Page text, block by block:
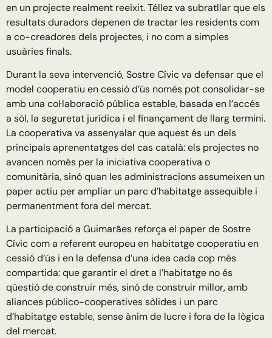
en un projecte realment reeixit. Téllez va subratllar que els
resultats duradors depenen de tractar les residents com
a co-creadores dels projectes, i no com a simples
usuàries finals.
Durant la seva intervenció, Sostre Cívic va defensar que el
model cooperatiu en cessió d’ús només pot consolidar-se
amb una col·laboració pública estable, basada en l’accés
a sòl, la seguretat jurídica i el finançament de llarg termini.
La cooperativa va assenyalar que aquest és un dels
principals aprenentatges del cas català: els projectes no
avancen només per la iniciativa cooperativa o
comunitària, sinó quan les administracions assumeixen un
paper actiu per ampliar un parc d’habitatge assequible i
permanentment fora del mercat.
La participació a Guimarães reforça el paper de Sostre
Cívic com a referent europeu en habitatge cooperatiu en
cessió d’ús i en la defensa d’una idea cada cop més
compartida: que garantir el dret a l’habitatge no és
qüestió de construir més, sinó de construir millor, amb
aliances público-cooperatives sòlides i un parc
d’habitatge estable, sense ànim de lucre i fora de la lògica
del mercat.